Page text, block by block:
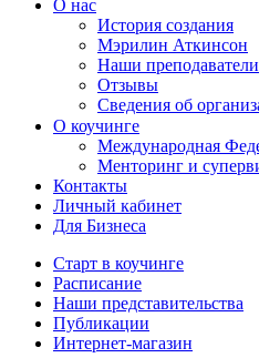
О нас
История создания
Мэрилин Аткинсон
Наши преподаватели
Отзывы
Сведения об
О коучинге
Международная
Менторинг и
Контакты
Личный кабинет
Для Бизнеса
Старт в коучинге
Расписание
Наши представительства
Публикации
Интернет-магазин